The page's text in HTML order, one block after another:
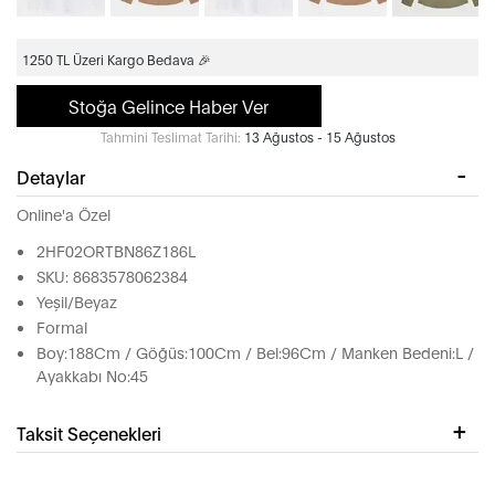
1250 TL Üzeri Kargo Bedava 🎉
Stoğa Gelince Haber Ver
Tahmini Teslimat Tarihi: 13 Ağustos - 15 Ağustos
Detaylar
Online'a Özel
2HF02ORTBN86Z186L
SKU: 8683578062384
Yeşil/Beyaz
Formal
Boy:188Cm / Göğüs:100Cm / Bel:96Cm / Manken Bedeni:L /
Ayakkabı No:45
Taksit Seçenekleri